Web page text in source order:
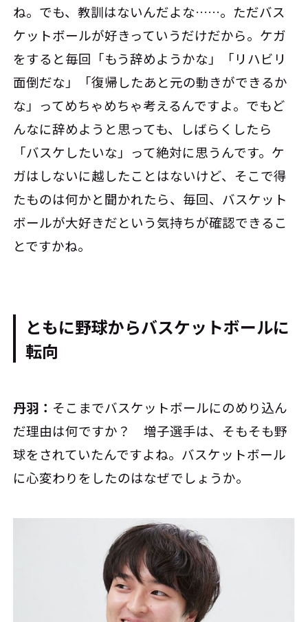
ね。でも、教訓はないんだよな……。ただバス
ケットボールが好きっていうだけだから。ケガ
をすると毎回「もう辞めようかな」「リハビリ
面倒だな」「復帰したあと元の動きができるか
な」ってめちゃめちゃ考えるんですよ。でもど
んなに辞めようと思っても、しばらくしたら
「バスケしたいな」って絶対に思うんです。ケ
ガはしないに越したことはないけど、そこで得
たものは何かと聞かれたら、毎回、バスケット
ボールが大好きだという気持ちが確認できるこ
とですかね。
ともに野球からバスケットボールに
転向
丹羽： そこまでバスケットボールにのめり込ん
だ理由は何ですか？ 増子選手は、そもそも野
球をされていたんですよね。バスケットボール
に心変わりをしたのはなぜでしょうか。